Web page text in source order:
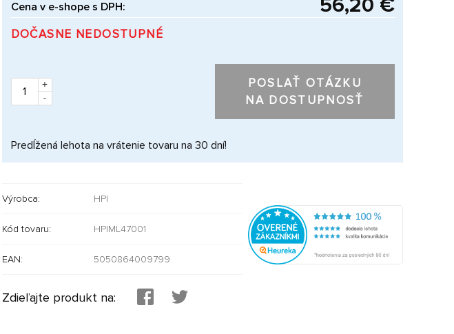
Cena v e-shope s DPH:
DOČASNE NEDOSTUPNÉ
+
-
POSLAŤ OTÁZKU
NA DOSTUPNOSŤ
Predĺžená lehota na vrátenie tovaru na 30 dní!
Výrobca: HPI
Kód tovaru: HPIML47001
EAN: 5050864009799
Zdieľajte produkt na: